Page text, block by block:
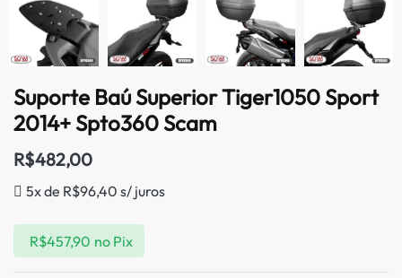
Suporte Baú Superior Tiger1050 Sport
2014+ Spto360 Scam
R$482,00
5x de R$96,40 s/ juros
R$457,90 no Pix